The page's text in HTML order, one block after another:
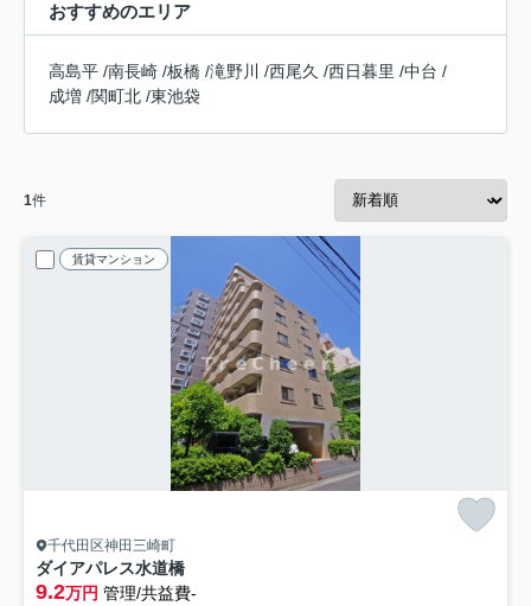
おすすめのエリア
高島平 /南長崎 /板橋 /滝野川 /西尾久 /西日暮里 /中台 /
成増 /関町北 /東池袋
1件
賃貸マンション
千代田区神田三崎町
ダイアパレス水道橋
9.2万円 管理/共益費-